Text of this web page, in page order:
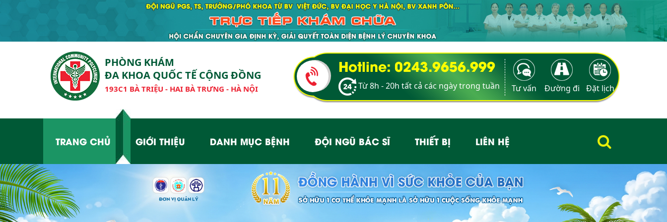
PHÒNG KHÁM
ĐA KHOA QUỐC TẾ CỘNG ĐỒNG
193C1 BÀ TRIỆU - HAI BÀ TRƯNG - HÀ NỘI
Hotline: 0243.9656.999
Từ 8h - 20h tất cả các ngày trong tuần Tư vấn Đường đi Đặt lịch
TRANG CHỦ GIỚI THIỆU DANH MỤC BỆNH ĐỘI NGŨ BÁC SĨ THIẾT BỊ LIÊN HỆ